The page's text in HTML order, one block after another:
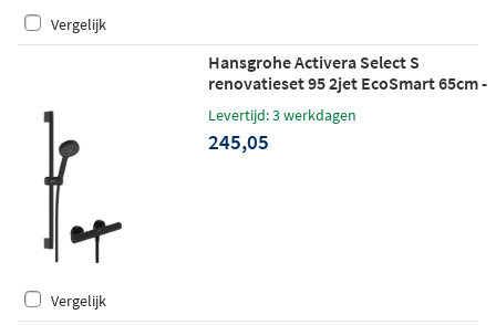
Vergelijk
Hansgrohe Activera Select S
renovatieset 95 2jet EcoSmart 65cm -
Levertijd: 3 werkdagen
245,05
Vergelijk